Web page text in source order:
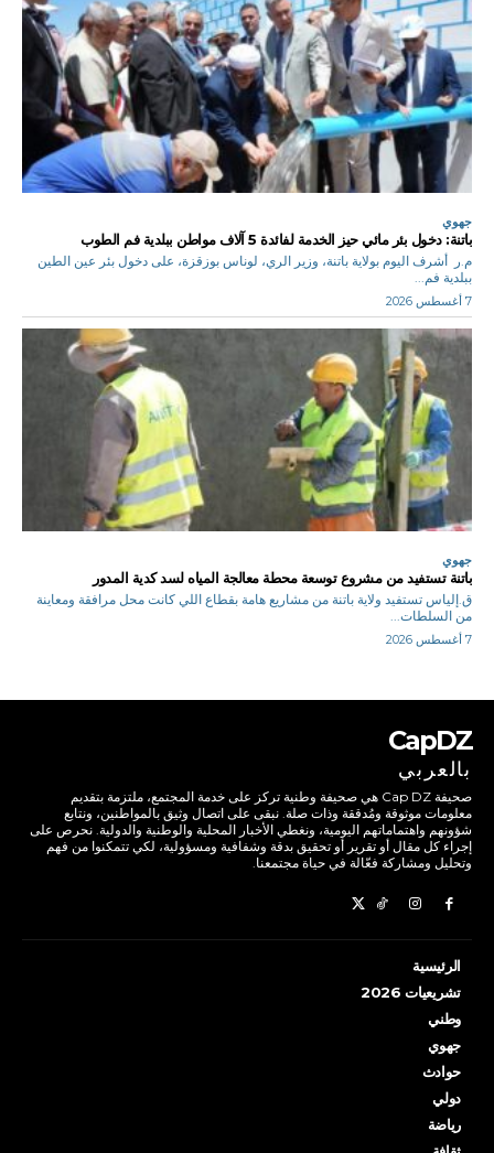
جهوي
باتنة: دخول بئر مائي حيز الخدمة لفائدة 5 آلاف مواطن ببلدية فم الطوب
م.ر أشرف اليوم بولاية باتنة، وزير الري، لوناس بوزقزة، على دخول بئر عين الطين
ببلدية فم...
7 أغسطس 2026
جهوي
باتنة تستفيد من مشروع توسعة محطة معالجة المياه لسد كدية المدور
ق.إلياس تستفيد ولاية باتنة من مشاريع هامة بقطاع اللي كانت محل مرافقة ومعاينة
من السلطات...
7 أغسطس 2026
CapDZ
بالعربي
صحيفة Cap DZ هي صحيفة وطنية تركز على خدمة المجتمع، ملتزمة بتقديم
معلومات موثوقة ومُدققة وذات صلة. نبقى على اتصال وثيق بالمواطنين، ونتابع
شؤونهم واهتماماتهم اليومية، ونغطي الأخبار المحلية والوطنية والدولية. نحرص على
إجراء كل مقال أو تقرير أو تحقيق بدقة وشفافية ومسؤولية، لكي تتمكنوا من فهم
وتحليل ومشاركة فعّالة في حياة مجتمعنا.
الرئيسية
تشريعيات 2026
وطني
جهوي
حوادث
دولي
رياضة